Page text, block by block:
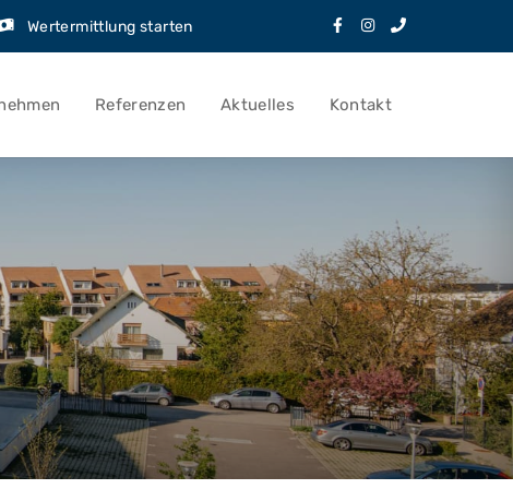
Wertermittlung starten
Referenzen Aktuelles Kontakt